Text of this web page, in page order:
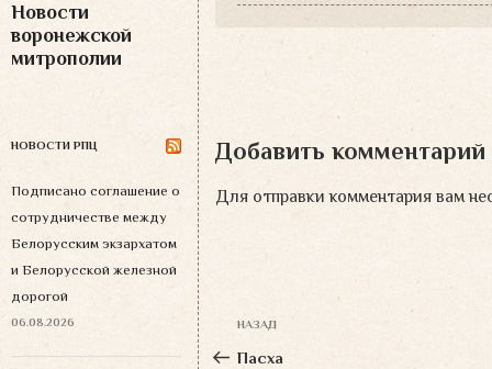
Новости
воронежской
митрополии
НОВОСТИ РПЦ
Подписано соглашение о
сотрудничестве между
Белорусским экзархатом
и Белорусской железной
дорогой
06.08.2026
Добавить комментарий
Для отправки комментария вам
Навигация
по
Предыдущая
запись:
НАЗАД
Пасха